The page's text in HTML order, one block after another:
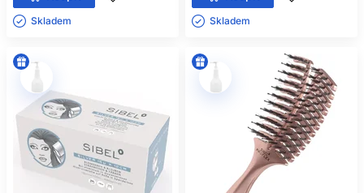
Skladem ㅤ Skladem ㅤ